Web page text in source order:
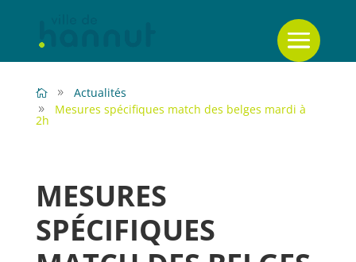
Actualités
Mesures spécifiques match des belges mardi à
2h
MESURES
SPÉCIFIQUES